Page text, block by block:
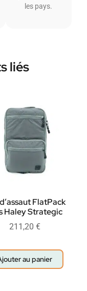
les pays.
liés
FlatPack
Haley Strategic
211,20 €
au panier